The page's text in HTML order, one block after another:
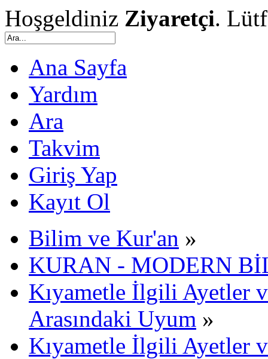
Hoşgeldiniz Ziyaretçi.
Ana Sayfa
Yardım
Ara
Takvim
Giriş Yap
Kayıt Ol
Bilim ve Kur'an »
KURAN - MODERN
Kıyametle İlgili Ayetler
Arasındaki Uyum »
Kıyametle İlgili Ayetler